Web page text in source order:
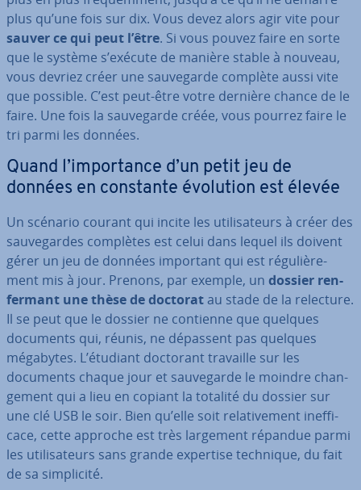
plus qu’une fois sur dix. Vous devez alors agir vite pour
sauver ce qui peut l’être. Si vous pouvez faire en sorte
que le système s’exécute de manière stable à nouveau,
vous devriez créer une sau­ve­garde complète aussi vite
que possible. C’est peut-être votre dernière chance de le
faire. Une fois la sau­ve­garde créée, vous pourrez faire le
tri parmi les données.
Quand l’im­por­tance d’un petit jeu de
données en constante évolution est élevée
Un scénario courant qui incite les uti­li­sa­teurs à créer des
sau­ve­gardes complètes est celui dans lequel ils doivent
gérer un jeu de données important qui est ré­gu­liè­re­
ment mis à jour. Prenons, par exemple, un dossier ren­
fer­mant une thèse de doctoratau stade de la relecture.
Il se peut que le dossier ne contienne que quelques
documents qui, réunis, ne dépassent pas quelques
mégabytes. L’étudiant doctorant travaille sur les
documents chaque jour et sau­ve­garde le moindre chan­
ge­ment qui a lieu en copiant la totalité du dossier sur
une clé USB le soir. Bien qu’elle soit re­la­ti­ve­ment inef­fi­
cace, cette approche est très largement répandue parmi
les uti­li­sa­teurs sans grande expertise technique, du fait
de sa sim­pli­cité.